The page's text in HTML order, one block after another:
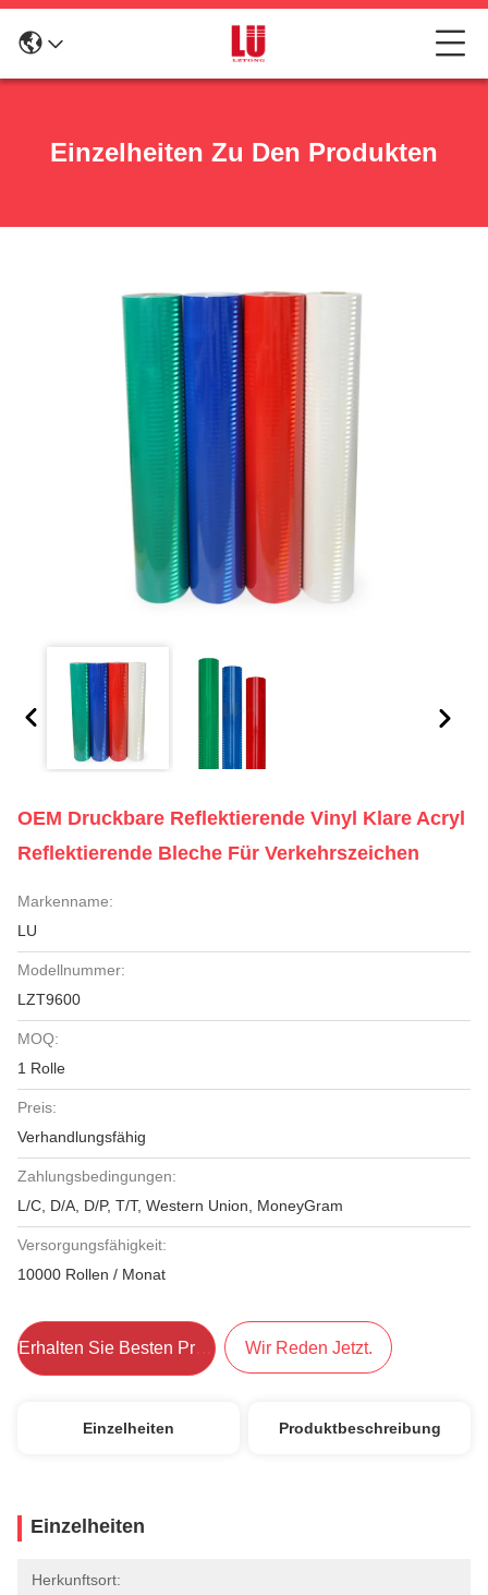
Einzelheiten Zu Den Produkten
OEM Druckbare Reflektierende Vinyl Klare Acryl
Reflektierende Bleche Für Verkehrszeichen
Markenname:
LU
Modellnummer:
LZT9600
MOQ:
1 Rolle
Preis:
Verhandlungsfähig
Zahlungsbedingungen:
L/C, D/A, D/P, T/T, Western Union, MoneyGram
Versorgungsfähigkeit:
10000 Rollen / Monat
Erhalten Sie Besten Preis Wir Reden Jetzt.
Einzelheiten Produktbeschreibung
Einzelheiten
Herkunftsort: